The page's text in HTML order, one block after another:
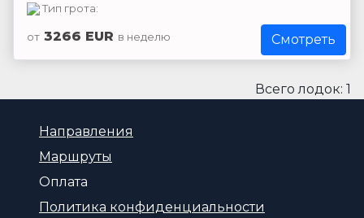
Тип грота:
от 3266 EUR в неделю Смотреть
Всего лодок: 1
Направления
Маршруты
Оплата
Политика конфиденциальности